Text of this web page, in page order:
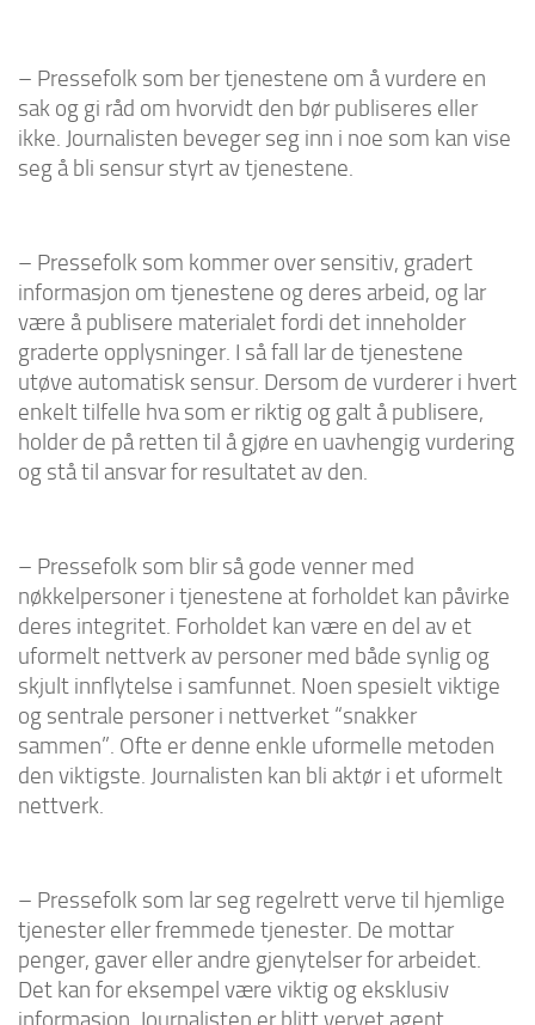
– Pressefolk som ber tjenestene om å vurdere en
sak og gi råd om hvorvidt den bør publiseres eller
ikke. Journalisten beveger seg inn i noe som kan vise
seg å bli sensur styrt av tjenestene.
– Pressefolk som kommer over sensitiv, gradert
informasjon om tjenestene og deres arbeid, og lar
være å publisere materialet fordi det inneholder
graderte opplysninger. I så fall lar de tjenestene
utøve automatisk sensur. Dersom de vurderer i hvert
enkelt tilfelle hva som er riktig og galt å publisere,
holder de på retten til å gjøre en uavhengig vurdering
og stå til ansvar for resultatet av den.
– Pressefolk som blir så gode venner med
nøkkelpersoner i tjenestene at forholdet kan påvirke
deres integritet. Forholdet kan være en del av et
uformelt nettverk av personer med både synlig og
skjult innflytelse i samfunnet. Noen spesielt viktige
og sentrale personer i nettverket “snakker
sammen”. Ofte er denne enkle uformelle metoden
den viktigste. Journalisten kan bli aktør i et uformelt
nettverk.
– Pressefolk som lar seg regelrett verve til hjemlige
tjenester eller fremmede tjenester. De mottar
penger, gaver eller andre gjenytelser for arbeidet.
Det kan for eksempel være viktig og eksklusiv